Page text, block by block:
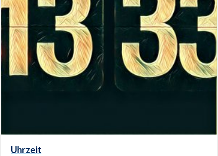
Uhrzeit